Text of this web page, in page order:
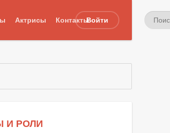
Актрисы КонтактыВойти
И РОЛИ